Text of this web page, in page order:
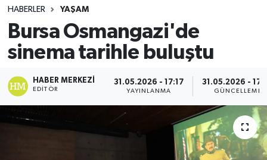
HABERLER YAŞAM
Bursa Osmangazi'de
sinema tarihle buluştu
HABER MERKEZI
EDITÖR
31.05.2026 - 17:17
YAYINLANMA
31.05.2026 -
GÜNCELLEME